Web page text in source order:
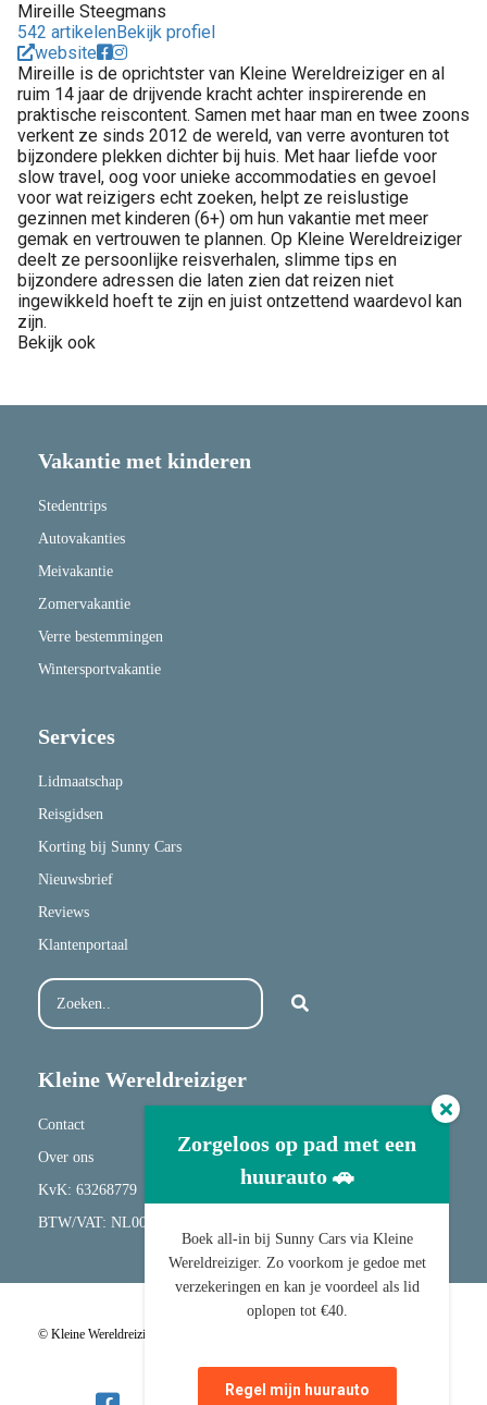
Mireille Steegmans
542 artikelenBekijk profiel
website
Mireille is de oprichtster van Kleine Wereldreiziger en al
ruim 14 jaar de drijvende kracht achter inspirerende en
praktische reiscontent. Samen met haar man en twee zoons
verkent ze sinds 2012 de wereld, van verre avonturen tot
bijzondere plekken dichter bij huis. Met haar liefde voor
slow travel, oog voor unieke accommodaties en gevoel
voor wat reizigers echt zoeken, helpt ze reislustige
gezinnen met kinderen (6+) om hun vakantie met meer
gemak en vertrouwen te plannen. Op Kleine Wereldreiziger
deelt ze persoonlijke reisverhalen, slimme tips en
bijzondere adressen die laten zien dat reizen niet
ingewikkeld hoeft te zijn en juist ontzettend waardevol kan
zijn.
Bekijk ook
Vakantie met kinderen
Stedentrips
Autovakanties
Meivakantie
Zomervakantie
Verre bestemmingen
Wintersportvakantie
Services
Lidmaatschap
Reisgidsen
Korting bij Sunny Cars
Nieuwsbrief
Reviews
Klantenportaal
Kleine Wereldreiziger
Contact
Over ons
KvK: 63268779
BTW/VAT: NL001682417B20
© Kleine Wereldreiziger |
Zorgeloos op pad met een
huurauto 🚗
Boek all-in bij Sunny Cars via Kleine
Wereldreiziger. Zo voorkom je gedoe met
verzekeringen en kan je voordeel als lid
oplopen tot €40.
Regel mijn huurauto